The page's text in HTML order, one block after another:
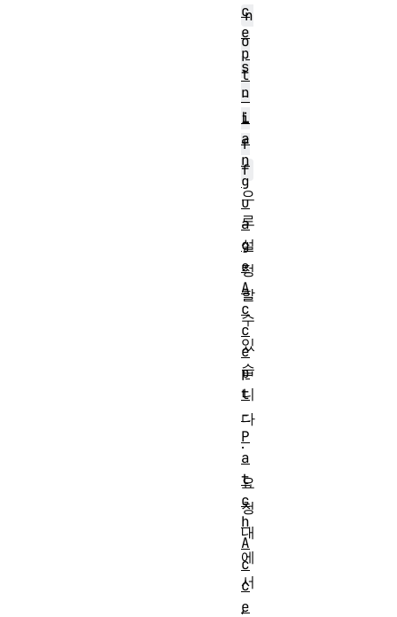
n
o
s
n
i
f
f
으
로
설
정
할
수
있
습
니
다
.
요
청
내
에
서
,
c
e
p
t
-
L
a
n
g
u
a
g
e
A
c
c
e
p
t
-
P
a
t
c
h
A
c
c
e